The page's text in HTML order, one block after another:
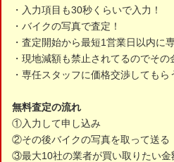
・入力項目も30秒くらいで入力！
・バイクの写真で査定！
・査定開始から最短1営業日以内に
・現地減額も禁止されてるのでその
・専任スタッフに価格交渉してもら
無料査定の流れ
①入力して申し込み
②その後バイクの写真を取って送る
③最大10社の業者が買い取りたい金